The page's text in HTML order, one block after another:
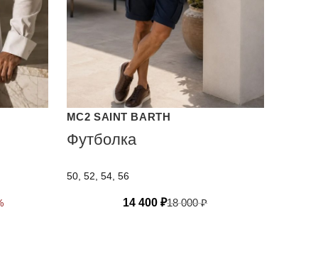
MC2 SAINT BARTH
Футболка
50, 52, 54, 56
14 400₽18 000₽